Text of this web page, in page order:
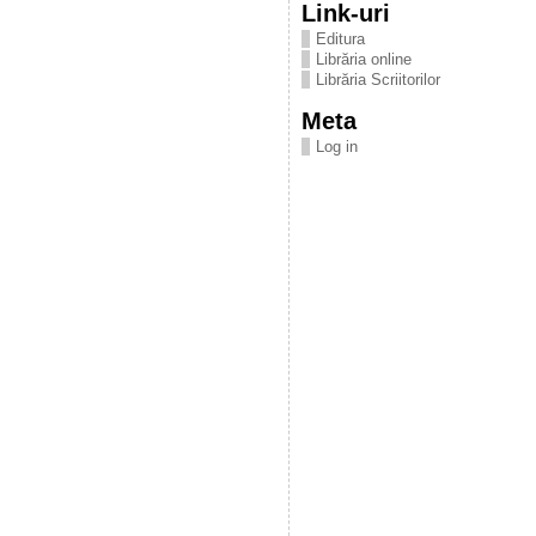
Link-uri
Editura
Librăria online
Librăria Scriitorilor
Meta
Log in